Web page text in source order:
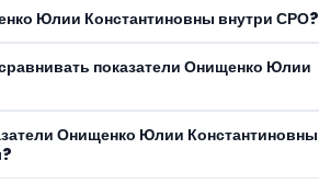
Юлии Константиновны внутри СРО?
показатели Онищенко Юлии
Онищенко Юлии Константиновны